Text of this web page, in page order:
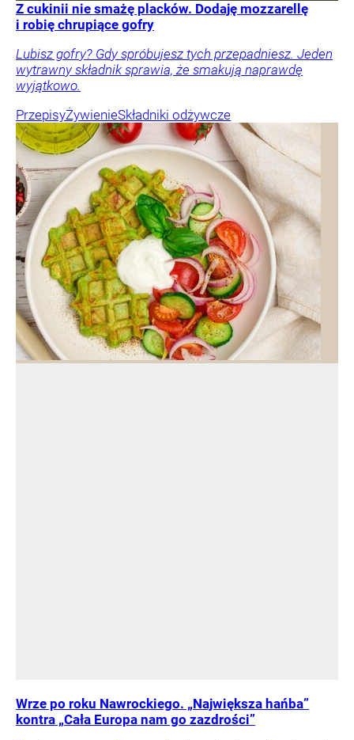
Z cukinii nie smażę placków. Dodaję mozzarellę
i robię chrupiące gofry
Lubisz gofry? Gdy spróbujesz tych przepadniesz. Jeden
wytrawny składnik sprawia, że smakują naprawdę
wyjątkowo.
PrzepisyŻywienieSkładniki odżywcze
Wrze po roku Nawrockiego. „Największa hańba”
kontra „Cała Europa nam go zazdrości”